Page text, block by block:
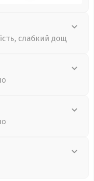
слабкий дощ